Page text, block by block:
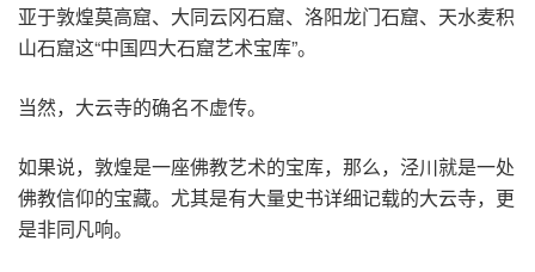
亚于敦煌莫高窟、大同云冈石窟、洛阳龙门石窟、天水麦积
山石窟这“中国四大石窟艺术宝库”。
当然，大云寺的确名不虚传。
如果说，敦煌是一座佛教艺术的宝库，那么，泾川就是一处
佛教信仰的宝藏。尤其是有大量史书详细记载的大云寺，更
是非同凡响。